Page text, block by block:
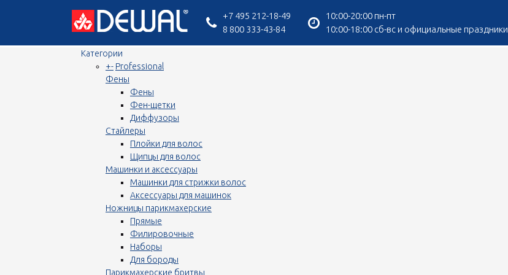
+7 495 212-18-49
8 800 333-43-84
10:00-20:00 пн-пт
10:00-18:00 сб-вс и официальные праздники
Категории
+- Professional
Фены
Фены
Фен-щетки
Диффузоры
Стайлеры
Плойки для волос
Щипцы для волос
Машинки и аксессуары
Машинки для стрижки волос
Аксессуары для машинок
Ножницы парикмахерские
Прямые
Филировочные
Наборы
Для бороды
Парикмахерские бритвы